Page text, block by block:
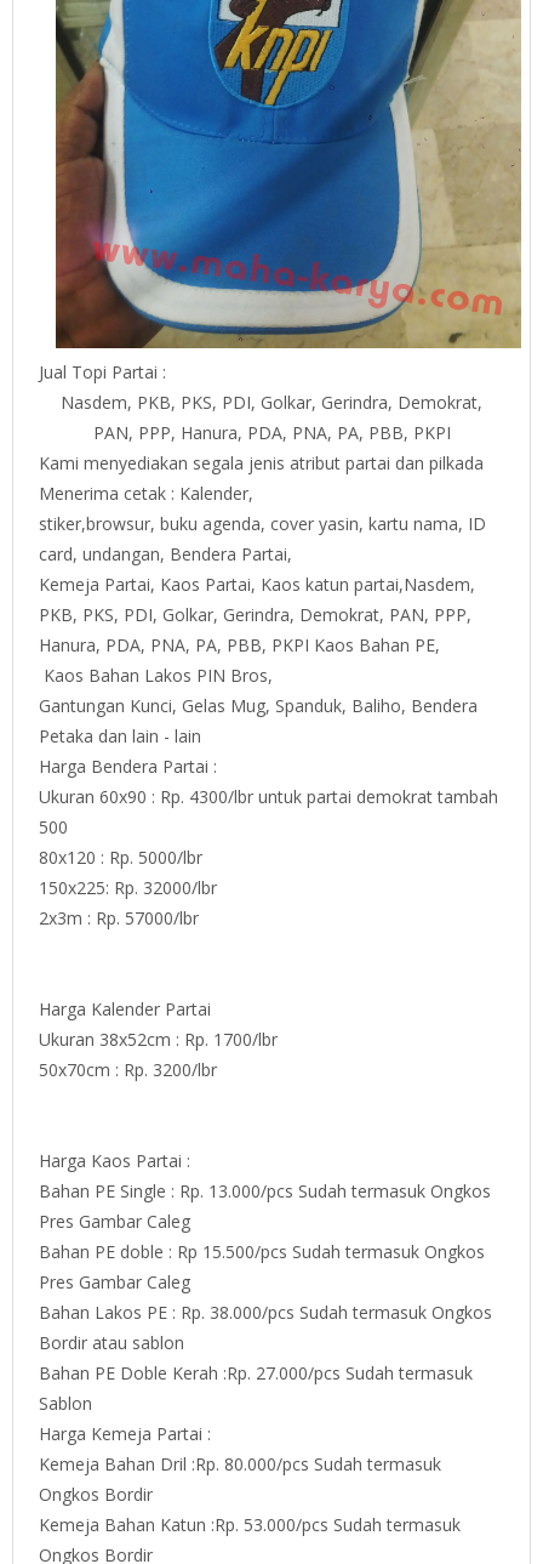
Jual Topi Partai :
Nasdem, PKB, PKS, PDI, Golkar, Gerindra, Demokrat,
PAN, PPP, Hanura, PDA, PNA, PA, PBB, PKPI
Kami menyediakan segala jenis atribut partai dan pilkada
Menerima cetak : Kalender,
stiker,browsur, buku agenda, cover yasin, kartu nama, ID
card, undangan, Bendera Partai,
Kemeja Partai, Kaos Partai, Kaos katun partai,Nasdem,
PKB, PKS, PDI, Golkar, Gerindra, Demokrat, PAN, PPP,
Hanura, PDA, PNA, PA, PBB, PKPI Kaos Bahan PE,
Kaos Bahan Lakos PIN Bros,
Gantungan Kunci, Gelas Mug, Spanduk, Baliho, Bendera
Petaka dan lain - lain
Harga Bendera Partai :
Ukuran 60x90 : Rp. 4300/lbr untuk partai demokrat tambah
500
80x120 : Rp. 5000/lbr
150x225: Rp. 32000/lbr
2x3m : Rp. 57000/lbr
Harga Kalender Partai
Ukuran 38x52cm : Rp. 1700/lbr
50x70cm : Rp. 3200/lbr
Harga Kaos Partai :
Bahan PE Single : Rp. 13.000/pcs Sudah termasuk Ongkos
Pres Gambar Caleg
Bahan PE doble : Rp 15.500/pcs Sudah termasuk Ongkos
Pres Gambar Caleg
Bahan Lakos PE : Rp. 38.000/pcs Sudah termasuk Ongkos
Bordir atau sablon
Bahan PE Doble Kerah :Rp. 27.000/pcs Sudah termasuk
Sablon
Harga Kemeja Partai :
Kemeja Bahan Dril :Rp. 80.000/pcs Sudah termasuk
Ongkos Bordir
Kemeja Bahan Katun :Rp. 53.000/pcs Sudah termasuk
Ongkos Bordir